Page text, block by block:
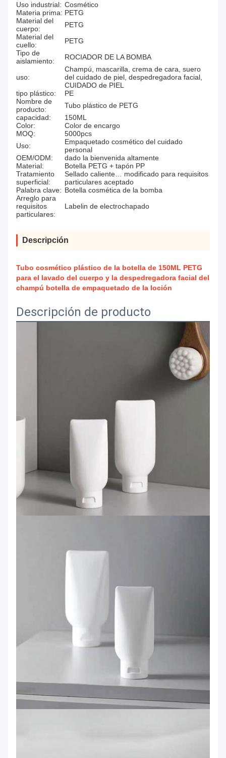
Uso industrial: Cosmético
Materia prima: PETG
Material del
cuerpo:
PETG
Material del
cuello:
PETG
Tipo de
aislamiento:
ROCIADOR DE LA BOMBA
uso:
Champú, mascarilla, crema de cara, suero
del cuidado de piel, despedregadora facial,
CUIDADO de PIEL
tipo plástico:
PE
Nombre de
producto:
Tubo plástico de PETG
capacidad:
150ML
Color:
Color de encargo
MOQ:
5000pcs
Uso:
Empaquetado cosmético del cuidado
personal
OEM/ODM:
dado la bienvenida altamente
Material:
Botella PETG + tapón PP
Tratamiento
superficial:
Sellado caliente… modificado para requisitos
particulares aceptado
Palabra clave: Botella cosmética de la bomba
Arreglo para
requisitos
particulares:
Labelin de electrochapado
Descripción
Tubo cosmético plástico de la botella de 150ML PETG
para el lavado del cuerpo y la despedregadora facial del
champú botella de empaquetado de la loción
Descripción de producto